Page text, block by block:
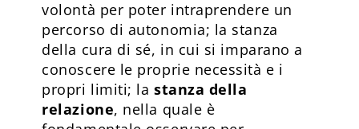
volontà per poter intraprendere un
percorso di autonomia; la stanza
della cura di sé, in cui si imparano a
conoscere le proprie necessità e i
propri limiti; lastanza della
relazione, nella quale è